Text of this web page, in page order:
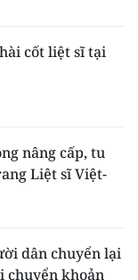
cốt liệt sĩ tại
nâng cấp, tu
Liệt sĩ Việt-
dân chuyển lại
chuyển khoản